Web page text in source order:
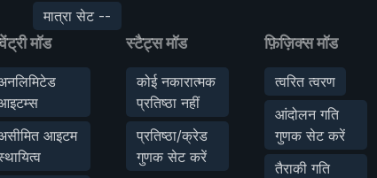
मात्रा सेट --
मॉड
आइटम
स्टैट्स मॉड
कोई नकारात्मक
प्रतिष्ठा नहीं
प्रतिष्ठा/क्रेड
गुणक सेट करें
फ़िज़िक्स मॉड
त्वरित त्वरण
आंदोलन गति
गुणक सेट करें
तैराकी गति